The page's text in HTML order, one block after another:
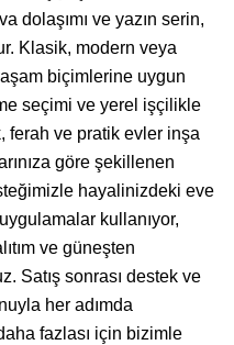
dolaşımı ve yazın serin,
Klasik, modern veya
biçimlerine uygun
seçimi ve yerel işçilikle
ferah ve pratik evler inşa
göre şekillenen
hayalinizdeki eve
kullanıyor,
ve güneşten
Satış sonrası destek ve
her adımda
fazlası için bizimle